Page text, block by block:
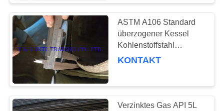
Rippenrohr
ASTM A106 Standard
überzogener Kessel
Kohlenstoffstahl
Rohrlieferanten
KONTAKT
Verzinktes Gas API 5L